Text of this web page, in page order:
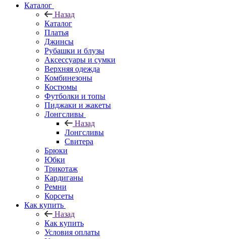
Каталог
Назад
Каталог
Платья
Джинсы
Рубашки и блузы
Аксессуары и сумки
Верхняя одежда
Комбинезоны
Костюмы
Футболки и топы
Пиджаки и жакеты
Лонгсливы
Назад
Лонгсливы
Свитера
Брюки
Юбки
Трикотаж
Кардиганы
Ремни
Корсеты
Как купить
Назад
Как купить
Условия оплаты